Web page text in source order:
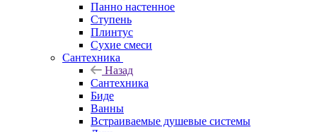
Панно настенное
Ступень
Плинтус
Сухие смеси
Сантехника
Назад
Сантехника
Биде
Ванны
Встраиваемые душевые системы